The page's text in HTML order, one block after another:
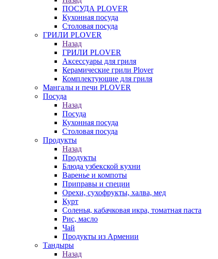
ПОСУДА PLOVER
Кухонная посуда
Столовая посуда
ГРИЛИ PLOVER
Назад
ГРИЛИ PLOVER
Аксессуары для гриля
Керамические грили Plover
Комплектующие для гриля
Мангалы и печи PLOVER
Посуда
Назад
Посуда
Кухонная посуда
Столовая посуда
Продукты
Назад
Продукты
Блюда узбекской кухни
Варенье и компоты
Приправы и специи
Орехи, сухофрукты, халва, мед
Курт
Соленья, кабачковая икра, томатная паста
Рис, масло
Чай
Продукты из Армении
Тандыры
Назад